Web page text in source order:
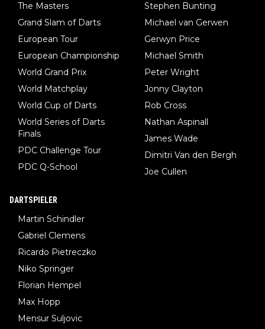
The Masters
Grand Slam of Darts
European Tour
European Championship
World Grand Prix
World Matchplay
World Cup of Darts
World Series of Darts
Finals
PDC Challenge Tour
PDC Q-School
Stephen Bunting
Michael van Gerwen
Gerwyn Price
Michael Smith
Peter Wright
Jonny Clayton
Rob Cross
Nathan Aspinall
James Wade
Dimitri Van den Bergh
Joe Cullen
DARTSPIELER
Martin Schindler
Gabriel Clemens
Ricardo Pietreczko
Niko Springer
Florian Hempel
Max Hopp
Mensur Suljovic